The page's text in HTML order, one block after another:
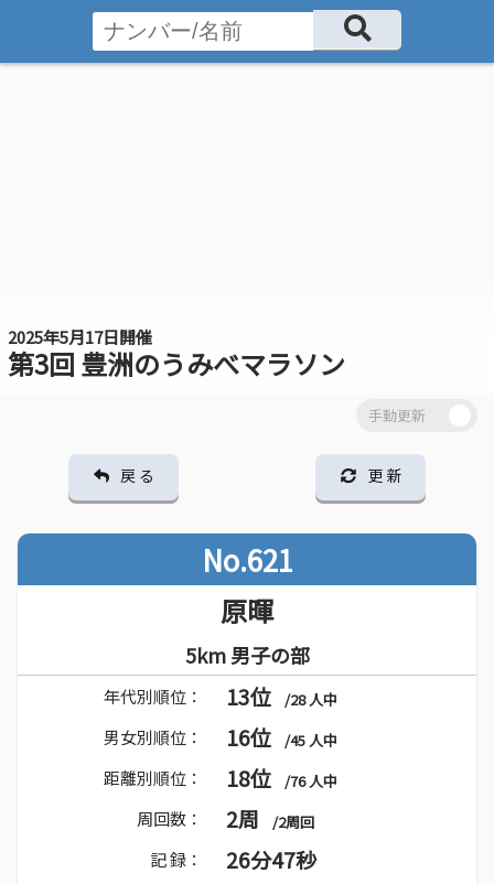
2025年5月17日開催
第3回 豊洲のうみべマラソン
戻 る 更 新
No.621
原暉
5km 男子の部
年代別順位： 13位 /28 人中
男女別順位： 16位 /45 人中
距離別順位： 18位 /76 人中
周回数： 2周 /2周回
記 録： 26分47秒